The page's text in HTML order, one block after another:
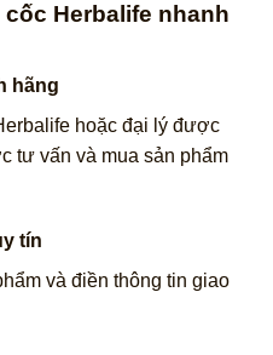
Herbalife nhanh
hãng
hoặc đại lý được
tư vấn và mua sản phẩm
tín
và điền thông tin giao